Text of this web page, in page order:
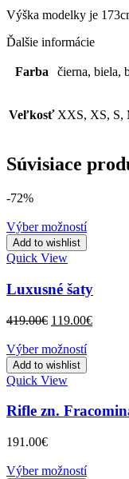
Výška modelky je
Ďalšie informácie
Farba čierna, biela,
Veľkosť XXS, XS, S,
Súvisiace
-72%
Výber možností
Add to wishlist
Quick View
Luxusné šaty
419.00€ Original
was:
419.00€.
119.00€Current
Výber možností
Add to wishlist
Quick View
Rifle zn.
191.00€
Výber možností